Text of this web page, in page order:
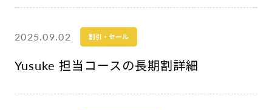
2025.09.02 割引・セール
Yusuke 担当コースの長期割詳細